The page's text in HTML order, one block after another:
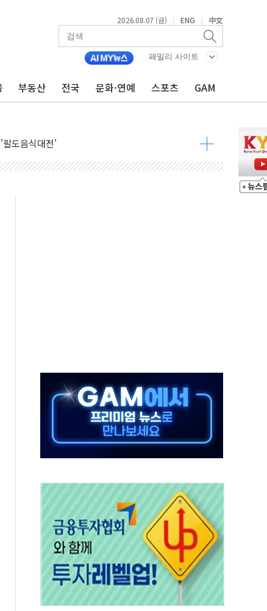
2026.08.07 (금) | ENG | 中文
패밀리 사이트
부동산 전국 문화·연예 스포츠 GAM
16% 늘고 영업이익은 제자리
티 페스타'…최대 91% 할인
억원 상당 통큰 기부
계형 적합업종' 재지정...5년 더 보호
동산 2차 회의 外
카드'…휴가철 넘어 장기 고객 묶는다
정명령 서명…출생시민권 제한 재시동
군수품 부족설 일축 "막대한 무기 보유"
…다우 5거래일 랠리 '마침표'
방 합의 막바지.."美와 직접 협상 없어"
래·김민석 후보 - 8월 7일
책 2차 점검회의…주택 공급 대책 막바지 조율